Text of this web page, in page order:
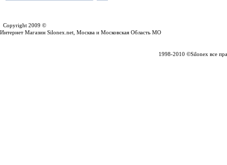
Copyright 2009 ©
Интернет Магазин Silonex.net, Москва и Московская Область МО
1998-2010 ©Silonex все